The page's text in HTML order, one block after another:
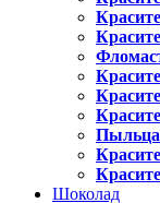
Пыльца
Шоколад